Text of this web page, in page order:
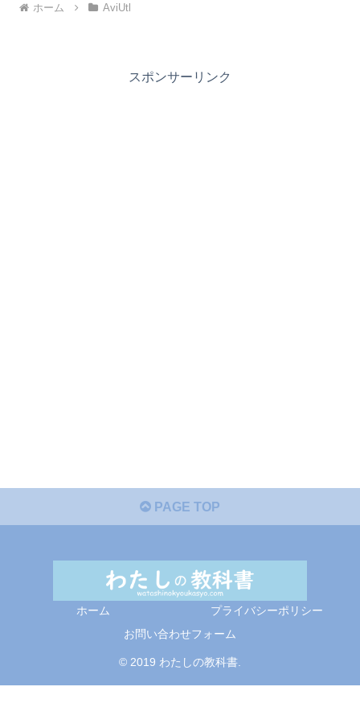
ホーム AviUtl
スポンサーリンク
PAGE TOP
ホーム
プライバシーポリシー
お問い合わせフォーム
© 2019 わたしの教科書.